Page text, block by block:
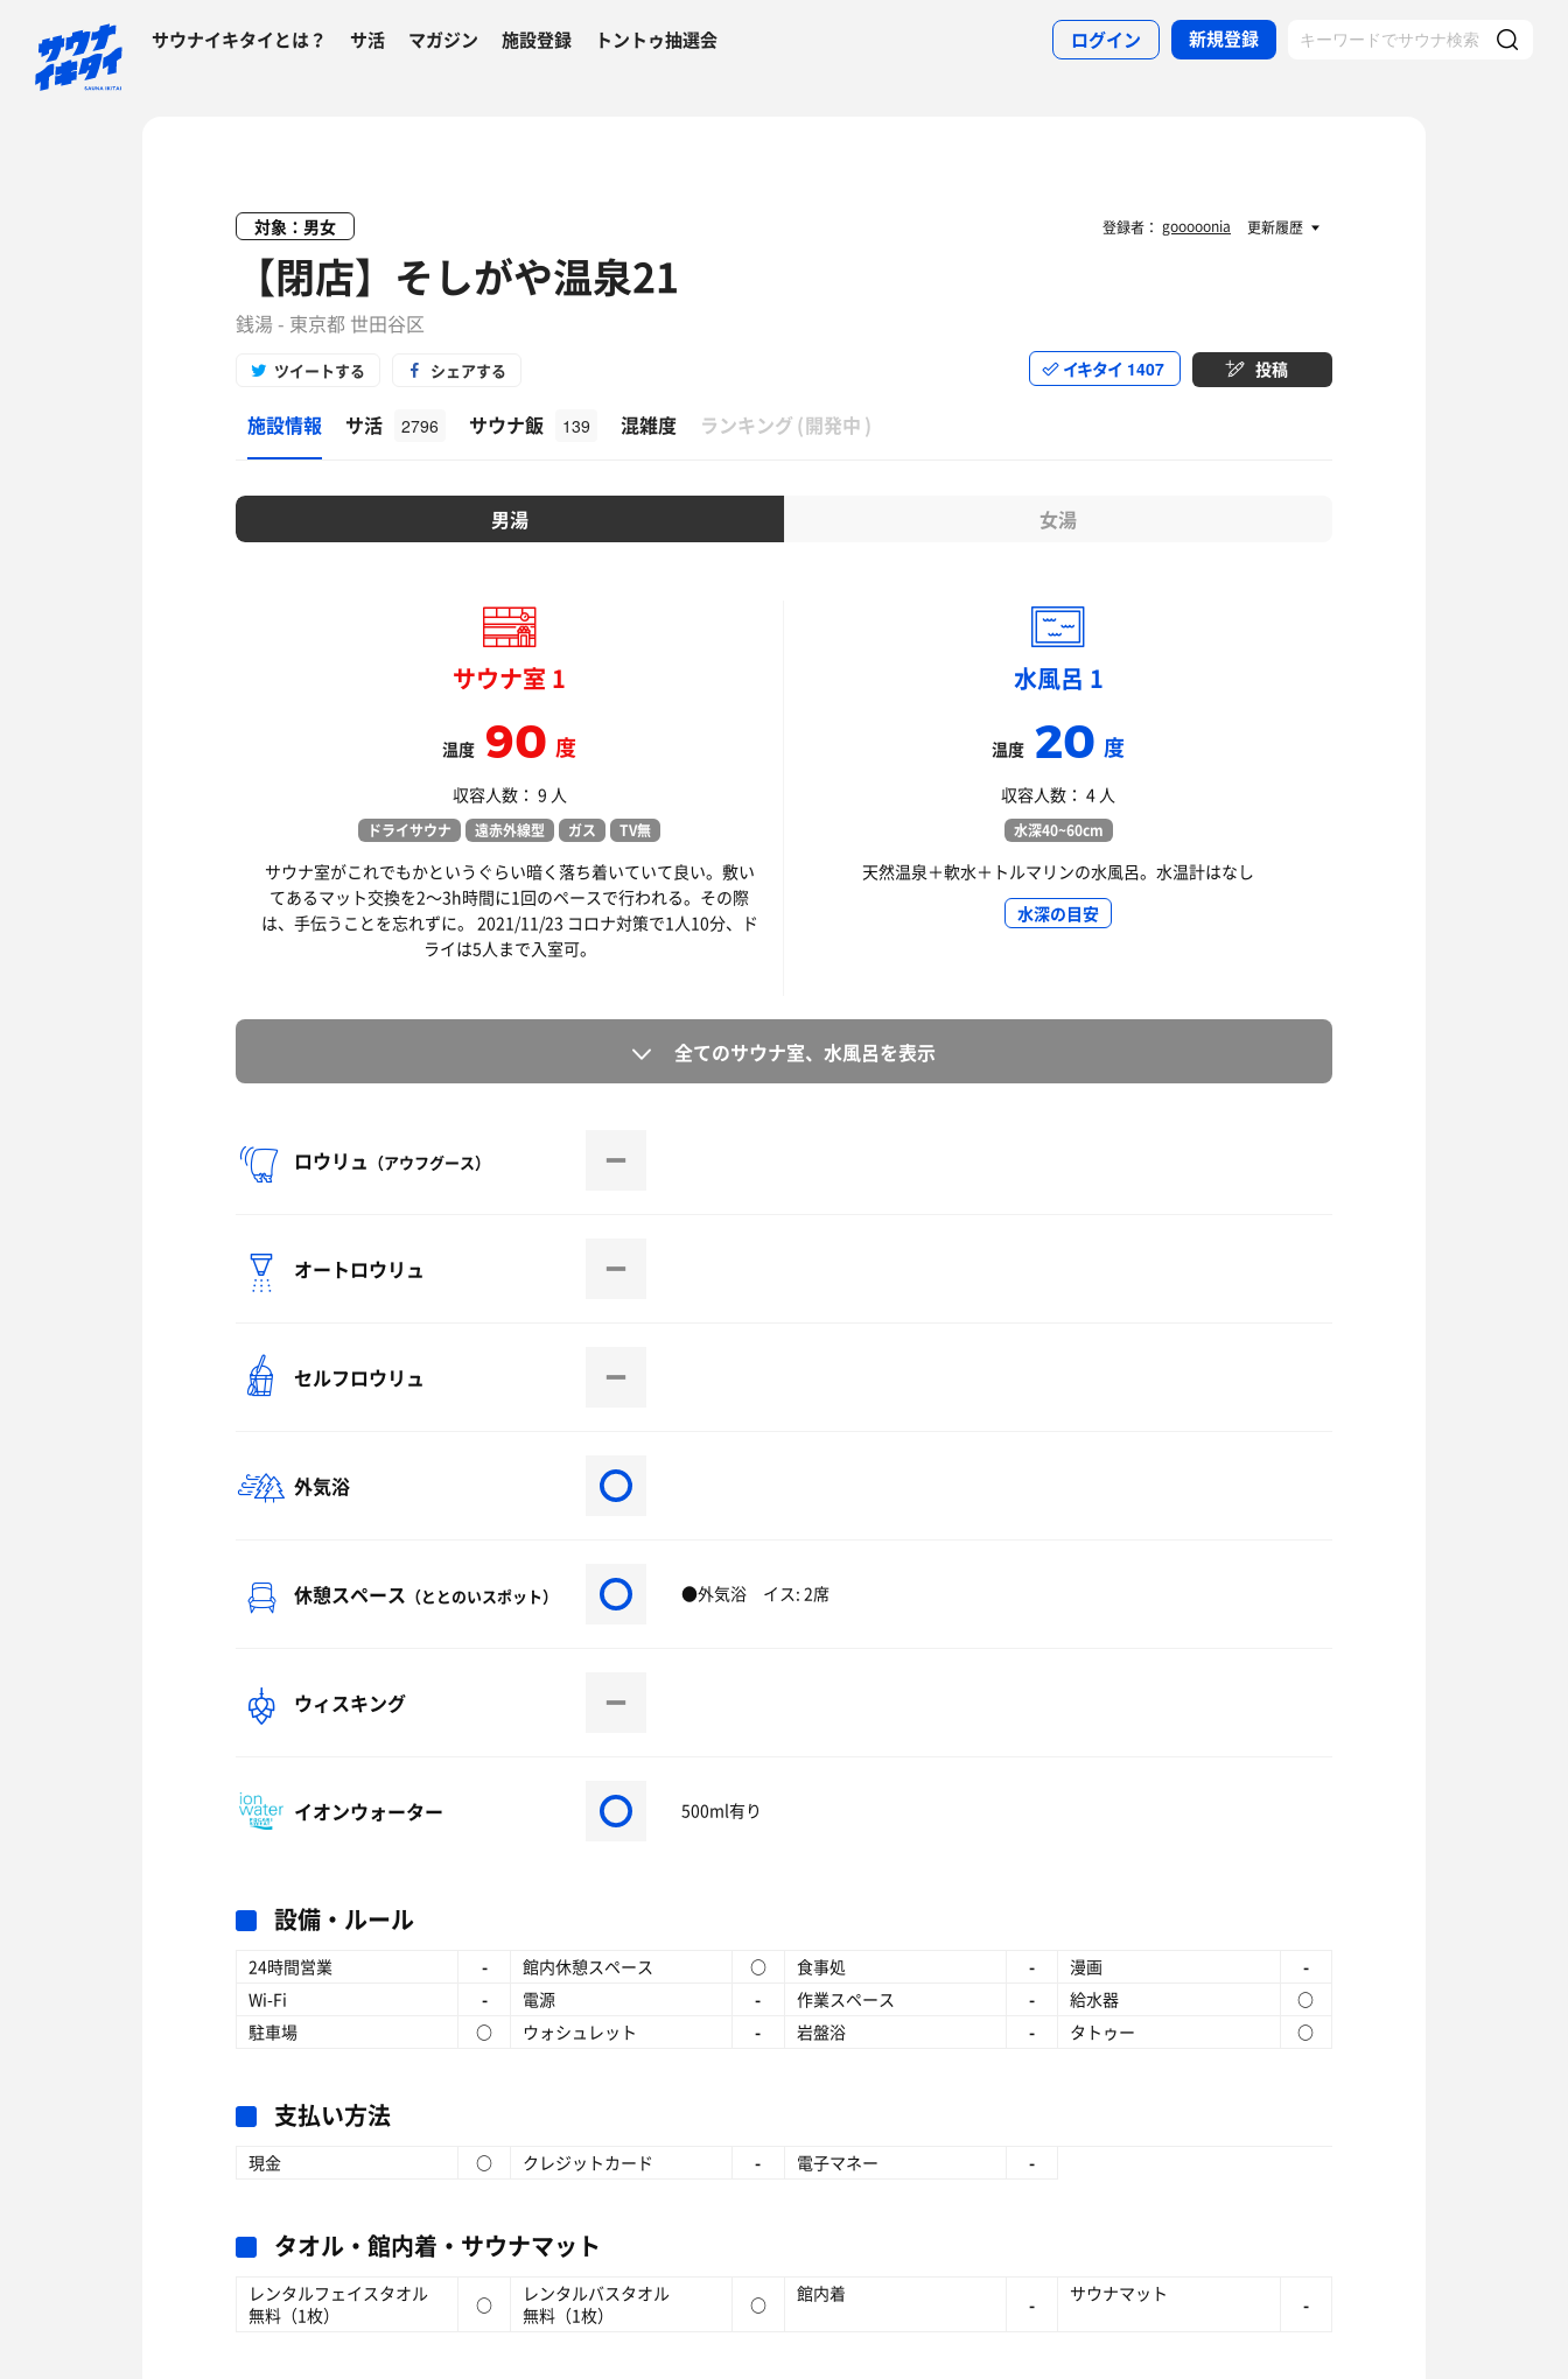
サウナイキタイとは？ サ活 マガジン 施設登録 トントゥ抽選会 ログイン 新規登録
対象：男女
【閉店】そしがや温泉21
銭湯 - 東京都 世田谷区
ツイートする シェアする イキタイ 1407 投稿
施設情報 サ活 2796 サウナ飯 139 混雑度 ランキング (開発中 )
男湯 女湯
サウナ室 1
温度 90度
収容人数： 9 人
ドライサウナ 遠赤外線型 ガス TV無
サウナ室がこれでもかというぐらい暗く落ち着いていて良い。敷い
てあるマット交換を2〜3h時間に1回のペースで行われる。その際
は、手伝うことを忘れずに。 2021/11/23 コロナ対策で1人10分、ド
ライは5人まで入室可。
水風呂 1
温度 20度
収容人数： 4 人
水深40~60cm
天然温泉＋軟水＋トルマリンの水風呂。水温計はなし
水深の目安
全てのサウナ室、水風呂を表示
ロウリュ （アウフグース）
オートロウリュ
セルフロウリュ
外気浴
休憩スペース （ととのいスポット） ●外気浴 イス: 2席
ウィスキング
イオンウォーター 500ml有り
設備・ルール
24時間営業 - 館内休憩スペース ○ 食事処 - 漫画
-
Wi-Fi
- 電源 - 作業スペース - 給水器
○
駐車場
○ ウォシュレット - 岩盤浴 - タトゥー ○
支払い方法
現金 ○ クレジットカード - 電子マネー -
タオル・館内着・サウナマット
レンタルフェイスタオル
無料（1枚）
○
レンタルバスタオル
無料（1枚）
○ 館内着 - サウナマット -
登録者： gooooonia 更新履歴